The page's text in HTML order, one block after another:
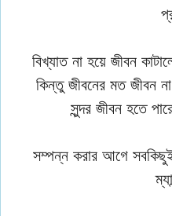
বিখ্যাত না হয়ে জীবন
কিন্তু জীবনের মত জীবন
সুন্দর জীবন হতে
সম্পন্ন করার আগে